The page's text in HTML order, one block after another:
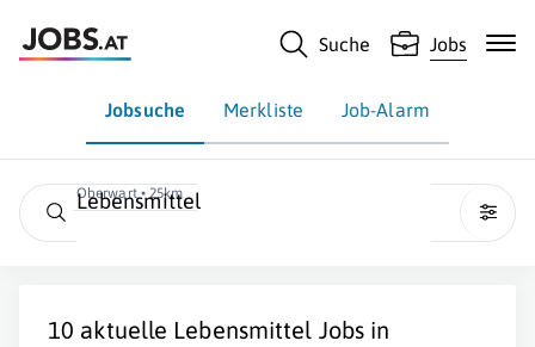
Suche Jobs
Jobsuche Merkliste Job-Alarm
Oberwart • 25km
Lebensmittel
10 aktuelle Lebensmittel Jobs in